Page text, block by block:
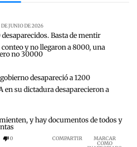
DE JUNIO DE 2026
Basta de mentir
y no llegaron a 8000, una
no 30000
desapareció a 1200
en su dictadura desaparecieron a
y hay documentos de todos y
0 COMPARTIR MARCAR
COMO